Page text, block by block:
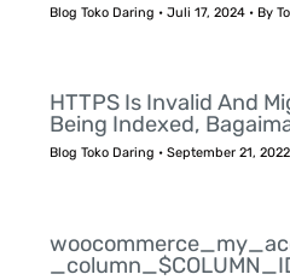
Blog Toko Daring •Juli 17, 2024 • By
HTTPS Is Invalid And
Being Indexed,
Blog Toko Daring •September 21, 2022